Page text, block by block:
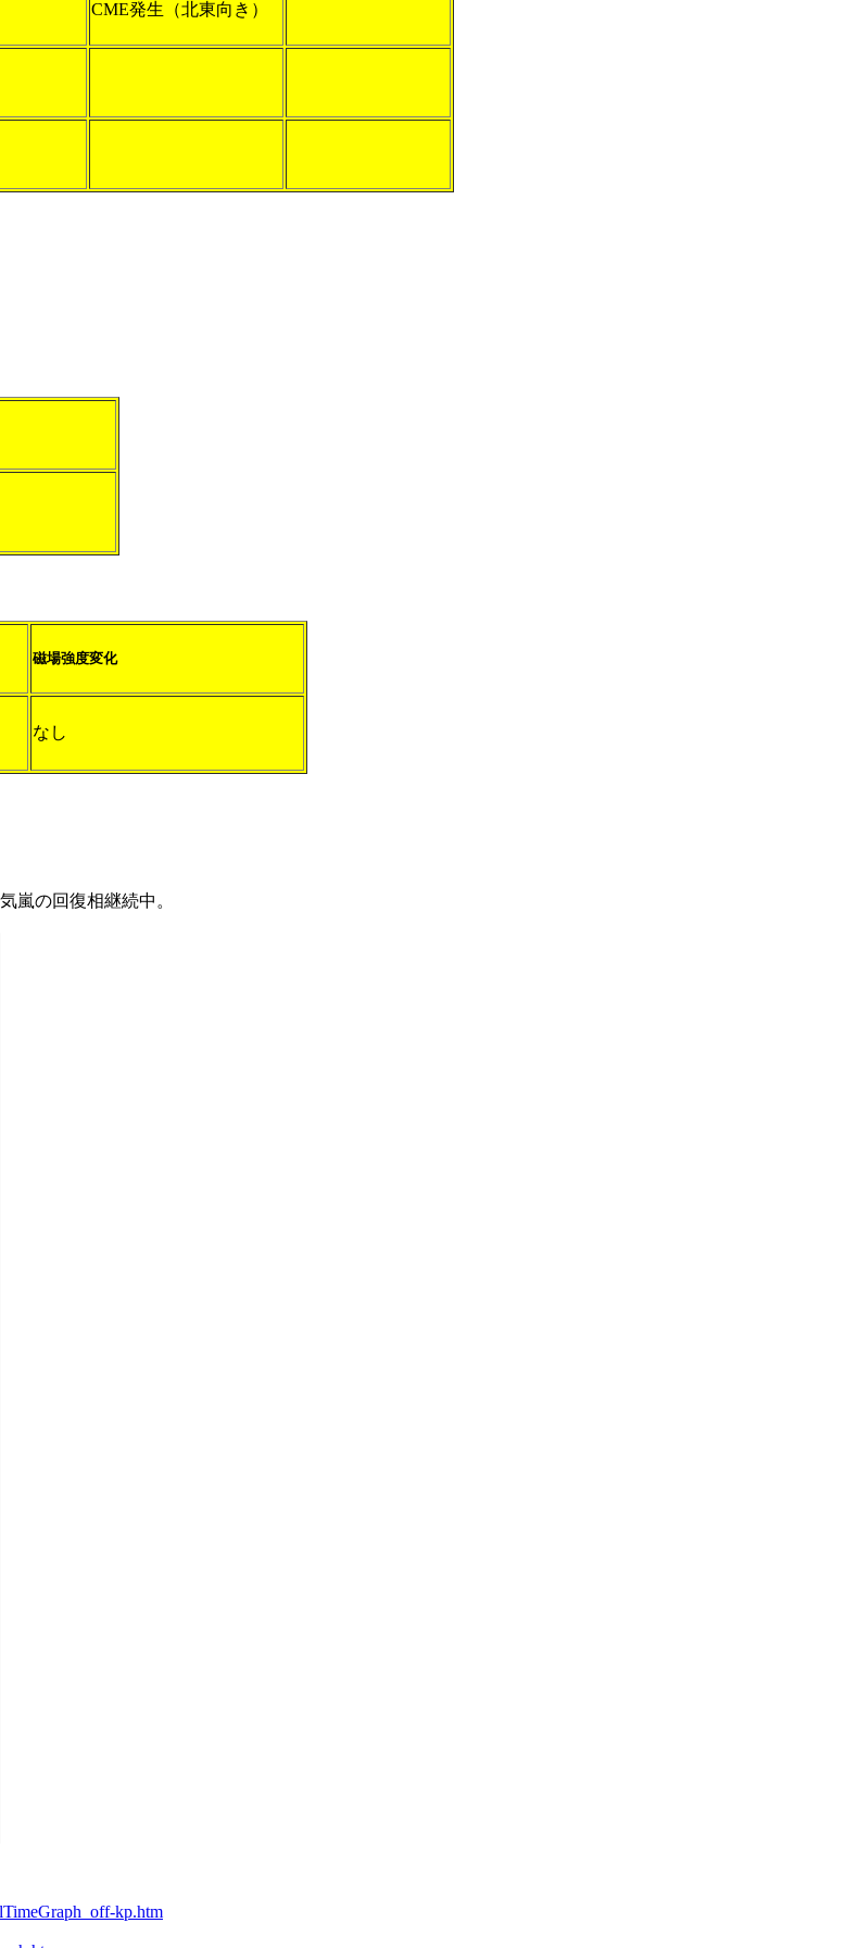
CME発生（北東向き）
磁場強度変化
なし
嵐の回復相継続中。
kp.htm